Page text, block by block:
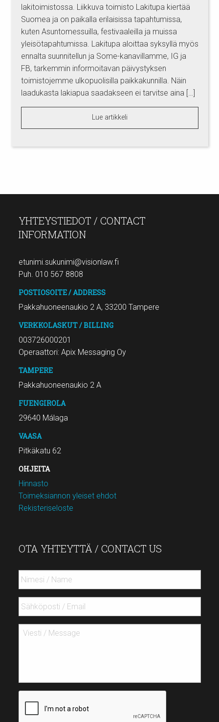
lakitoimistossa. Liikkuva toimisto Lakitupa kiertää
Suomea ja on paikalla erilaisissa tapahtumissa,
kuten Asuntomessuilla, festivaaleilla ja muissa
yleisötapahtumissa. Lakitupa aloittaa syksyllä myös
ennalta suunnitellun ja Some-kanavillamme, IG ja
FB, tarkemmin informoitavan päivystyksen
toimistojemme ulkopuolisilla paikkakunnilla. Näin
laadukasta lakiapua saadakseen ei tarvitse aina […]
Lue artikkeli
YHTEYSTIEDOT / CONTACT
INFORMATION
etunimi.sukunimi@visionlaw.fi
Puh. 010 567 8808
POSTIOSOITE / ADDRESS
Pakkahuoneenaukio 2 A, 33200 Tampere
VERKKOLASKUT / BILLING
003726000201
Operaattori: Apix Messaging Oy
TAMPERE
Pakkahuoneenaukio 2 A
FUENGIROLA
29640 Málaga
VAASA
Pitkäkatu 62
OHJEITA
Hinnasto
Toimeksiannon yleiset ehdot
Rekisteriseloste
OTA YHTEYTTÄ / CONTACT US